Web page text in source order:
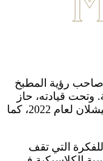
رؤية المطبخ
وتحت قيادته، حاز
مطعم Savva الواقع داخل الفندق على نجمة ميشلان لعام 2022، كما
التي تقف